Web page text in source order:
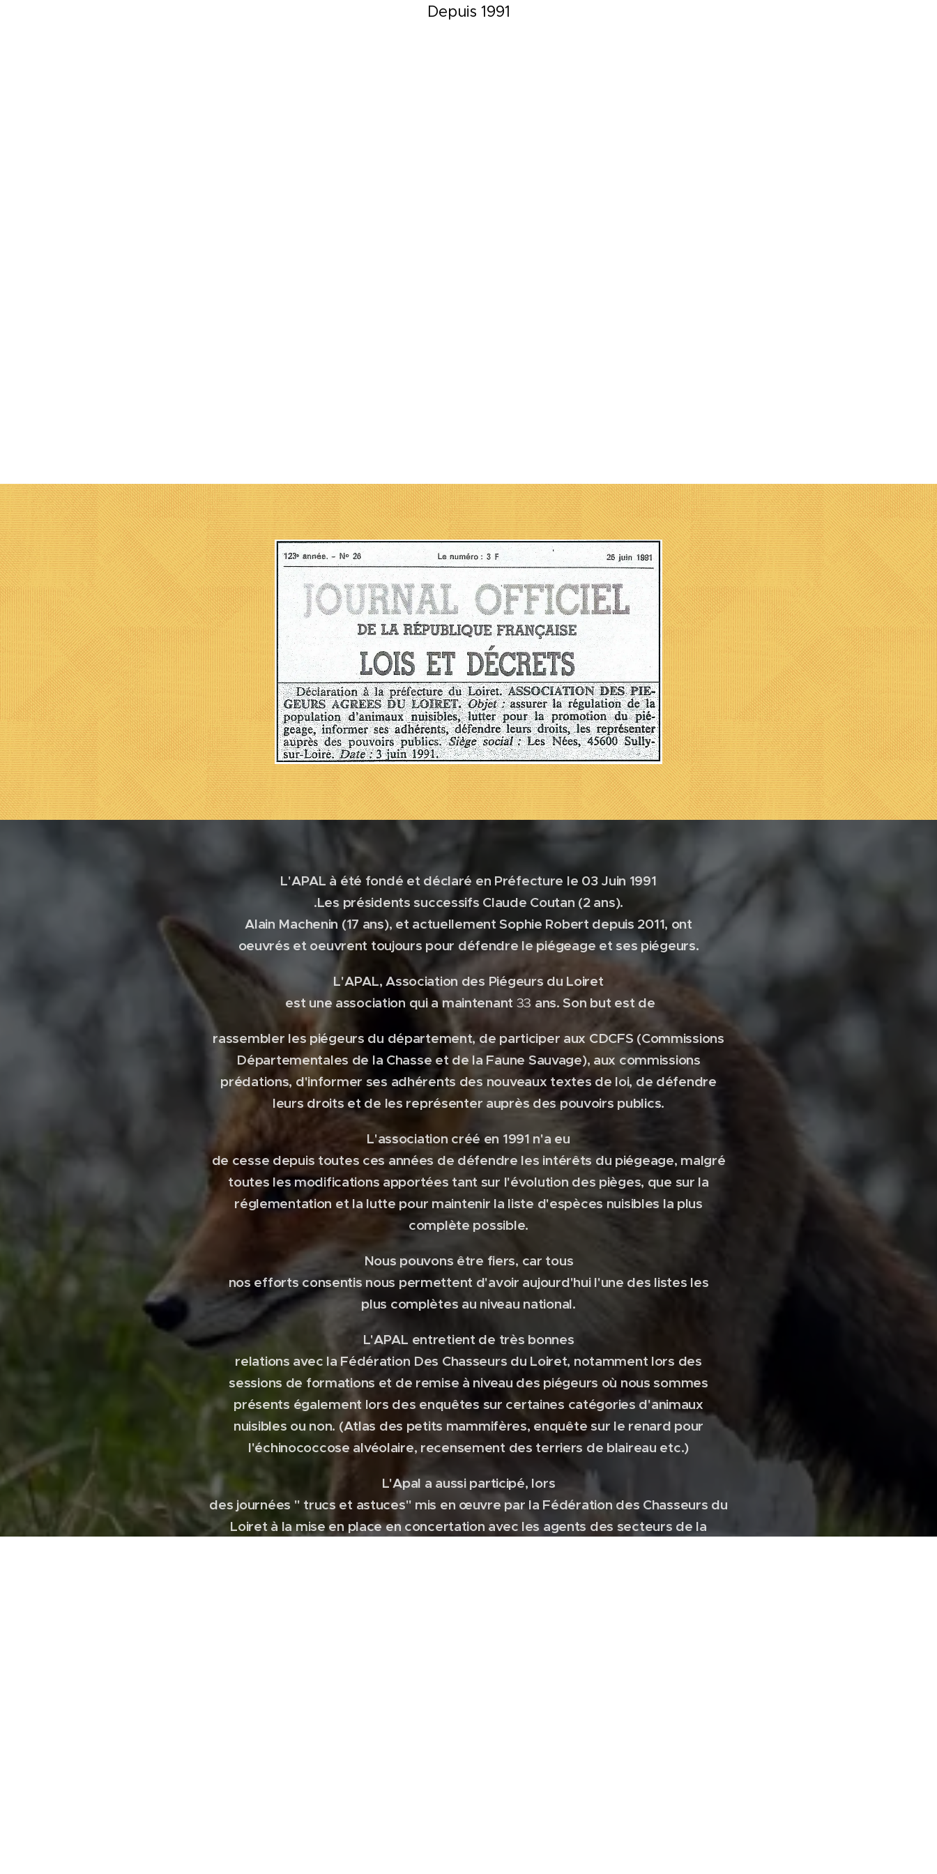
Depuis 1991
L'APAL à été fondé et déclaré en Préfecture le 03 Juin 1991
.Les présidents successifs Claude Coutan (2 ans).
Alain Machenin (17 ans), et actuellement Sophie Robert depuis 2011, ont
oeuvrés et oeuvrent toujours pour défendre le piégeage et ses piégeurs.
L'APAL, Association des Piégeurs du Loiret
est une association qui a maintenant 33 ans. Son but est de
rassembler les piégeurs du département, de participer aux CDCFS (Commissions
Départementales de la Chasse et de la Faune Sauvage), aux commissions
prédations, d'informer ses adhérents des nouveaux textes de loi, de défendre
leurs droits et de les représenter auprès des pouvoirs publics.
L'association créé en 1991 n'a eu
de cesse depuis toutes ces années de défendre les intérêts du piégeage, malgré
toutes les modifications apportées tant sur l'évolution des pièges, que sur la
réglementation et la lutte pour maintenir la liste d'espèces nuisibles la plus
complète possible.
Nous pouvons être fiers, car tous
nos efforts consentis nous permettent d'avoir aujourd'hui l'une des listes les
plus complètes au niveau national.
L'APAL entretient de très bonnes
relations avec la Fédération Des Chasseurs du Loiret, notamment lors des
sessions de formations et de remise à niveau des piégeurs où nous sommes
présents également lors des enquêtes sur certaines catégories d'animaux
nuisibles ou non. (Atlas des petits mammifères, enquête sur le renard pour
l'échinococcose alvéolaire, recensement des terriers de blaireau etc.)
L'Apal a aussi participé, lors
des journées " trucs et astuces" mis en œuvre par la Fédération des Chasseurs du
Loiret à la mise en place en concertation avec les agents des secteurs de la